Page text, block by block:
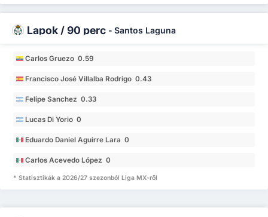
Lapok / 90 perc - Santos Laguna
Carlos Gruezo 0.59
Francisco José Villalba Rodrigo 0.43
Felipe Sanchez 0.33
Lucas Di Yorio 0
Eduardo Daniel Aguirre Lara 0
Carlos Acevedo López 0
* Statisztikák a 2026/27 szezonból Liga MX-ről